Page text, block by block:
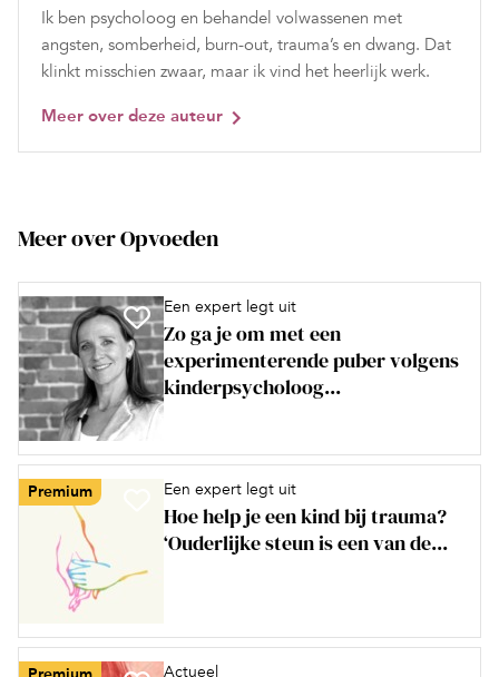
Ik ben psycholoog en behandel volwassenen met
angsten, somberheid, burn-out, trauma’s en dwang. Dat
klinkt misschien zwaar, maar ik vind het heerlijk werk.
Meer over deze auteur
Meer over Opvoeden
Een expert legt uit
Zo ga je om met een
experimenterende puber volgens
kinderpsycholoog...
Premium Een expert legt uit
Hoe help je een kind bij trauma?
‘Ouderlijke steun is een van de...
Actueel